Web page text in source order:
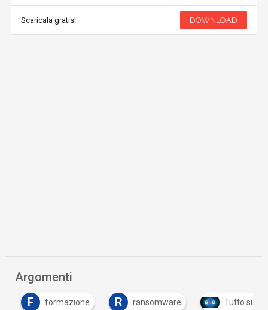
Scaricala gratis! DOWNLOAD
Argomenti
F
formazione R ransomware Tutto su